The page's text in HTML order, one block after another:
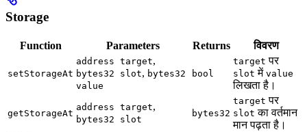
Storage
Function Parameters Returns विवरण
setStorageAt
address target,
bytes32 slot, bytes32
value
bool
target पर
slot में value
लिखता है।
getStorageAt
address target,
bytes32 slot
bytes32
target पर
slot का वर्तमान
मान पढ़ता है।